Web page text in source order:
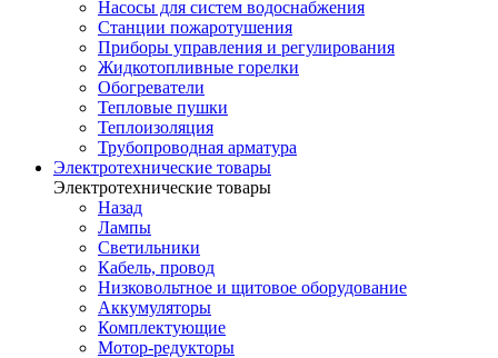
Насосы для систем водоснабжения
Станции пожаротушения
Приборы управления и регулирования
Жидкотопливные горелки
Обогреватели
Тепловые пушки
Теплоизоляция
Трубопроводная арматура
Электротехнические товары
Электротехнические товары
Назад
Лампы
Светильники
Кабель, провод
Низковольтное и щитовое оборудование
Аккумуляторы
Комплектующие
Мотор-редукторы